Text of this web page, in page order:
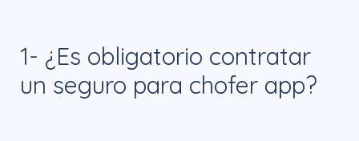
1- ¿Es obligatorio contratar
un seguro para chofer app?